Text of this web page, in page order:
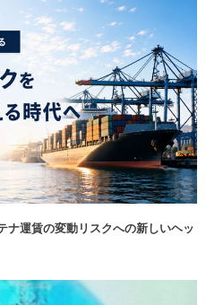
ナ運賃の変動リスクへの新しいヘッ